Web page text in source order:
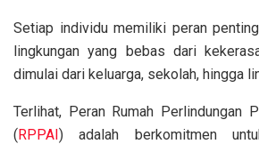
Setiap individu memiliki peran
lingkungan yang bebas dari
dimulai dari keluarga, sekolah, hingga
Terlihat, Peran Rumah Perlindungan
(RPPAI) adalah berkomitmen